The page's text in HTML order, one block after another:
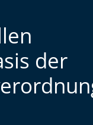
der